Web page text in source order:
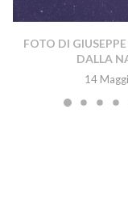
FOTO DI
DALLA
14